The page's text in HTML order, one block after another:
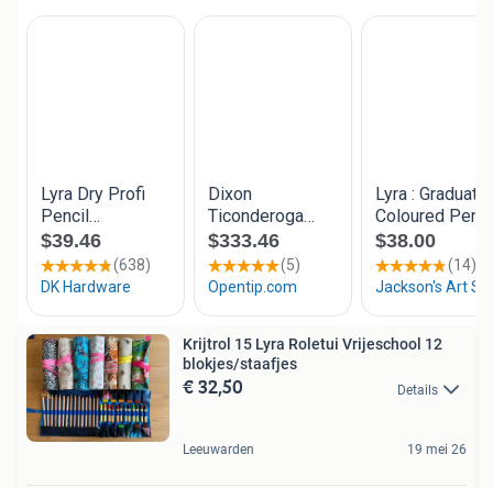
Krijtrol 15 Lyra Roletui Vrijeschool 12
blokjes/staafjes
€ 32,50 Details
Leeuwarden 19 mei 26